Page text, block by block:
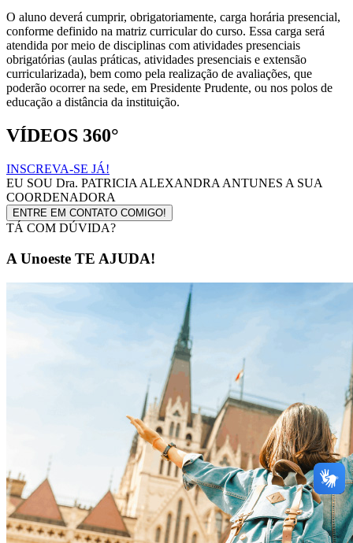
O aluno deverá cumprir, obrigatoriamente, carga horária presencial,
conforme definido na matriz curricular do curso. Essa carga será
atendida por meio de disciplinas com atividades presenciais
obrigatórias (aulas práticas, atividades presenciais e extensão
curricularizada), bem como pela realização de avaliações, que
poderão ocorrer na sede, em Presidente Prudente, ou nos polos de
educação a distância da instituição.
VÍDEOS 360°
INSCREVA-SE JÁ!
EU SOU Dra. PATRICIA ALEXANDRA ANTUNES A SUA
COORDENADORA
ENTRE EM CONTATO COMIGO!
TÁ COM DÚVIDA?
A Unoeste TE AJUDA!